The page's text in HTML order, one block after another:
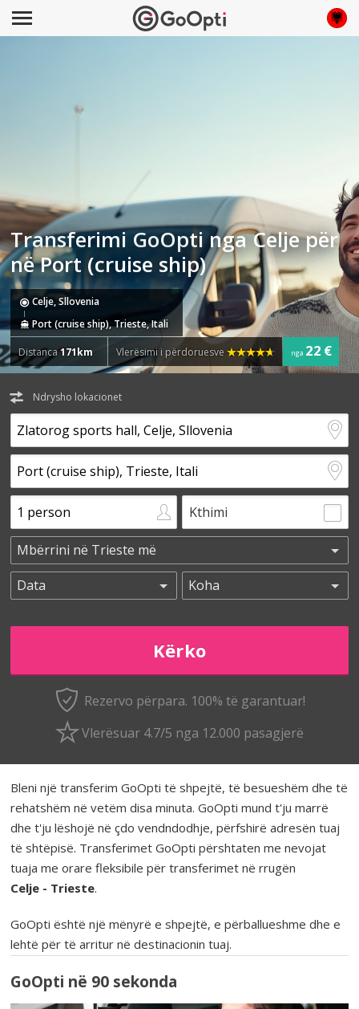
Transferimi GoOpti nga Celje për
në Port (cruise ship)
Celje, Sllovenia
Port (cruise ship), Trieste, Itali
Distanca171km Vlerësimi i përdoruesve nga 22 €
Ndrysho lokacionet
Kthimi
Rezervo përpara. 100% të garantuar!
Vlerësuar 4.7/5 nga 12.000 pasagjerë
Bleni një transferim GoOpti të shpejtë, të besueshëm dhe të
rehatshëm në vetëm disa minuta. GoOpti mund t'ju marrë
dhe t'ju lëshojë në çdo vendndodhje, përfshirë adresën tuaj
të shtëpisë. Transferimet GoOpti përshtaten me nevojat
tuaja me orare fleksibile për transferimet në rrugën
Celje - Trieste.
GoOpti është një mënyrë e shpejtë, e përballueshme dhe e
lehtë për të arritur në destinacionin tuaj.
GoOpti në 90 sekonda